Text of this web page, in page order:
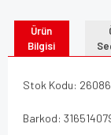
Ürün
Bilgisi
Stok Kodu:
Barkod: